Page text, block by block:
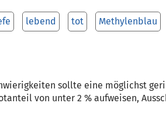
lebend tot Methylenblau
sollte eine möglichst
von unter 2 % aufweisen,